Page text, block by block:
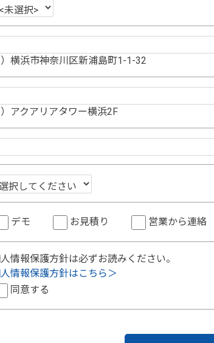
横浜市神奈川区新浦島町1-1-32
アクアリアタワー横浜2F
デモ お見積り 営業から連絡
情報保護方針は必ずお読みください。
情報保護方針はこちら＞
同意する